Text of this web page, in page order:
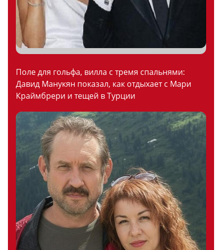
Поле для гольфа, вилла с тремя спальнями:
Давид Манукян показал, как отдыхает с Мари
Краймбрери и тещей в Турции